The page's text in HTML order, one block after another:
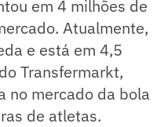
em 4 milhões de
Atualmente,
e está em 4,5
Transfermarkt,
no mercado da bola
de atletas.